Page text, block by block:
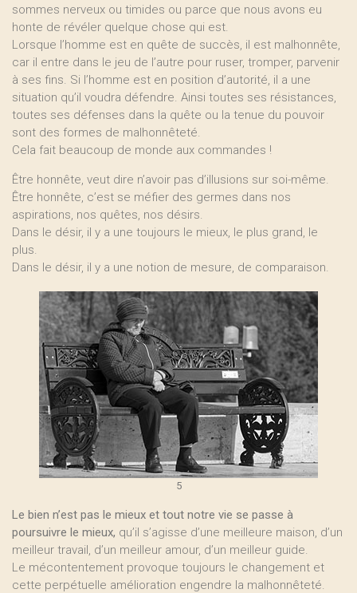
sommes nerveux ou timides ou parce que nous avons eu
honte de révéler quelque chose qui est.
Lorsque l’homme est en quête de succès, il est malhonnête,
car il entre dans le jeu de l’autre pour ruser, tromper, parvenir
à ses fins. Si l’homme est en position d’autorité, il a une
situation qu’il voudra défendre. Ainsi toutes ses résistances,
toutes ses défenses dans la quête ou la tenue du pouvoir
sont des formes de malhonnêteté.
Cela fait beaucoup de monde aux commandes !
Être honnête, veut dire n’avoir pas d’illusions sur soi-même.
Être honnête, c’est se méfier des germes dans nos
aspirations, nos quêtes, nos désirs.
Dans le désir, il y a une toujours le mieux, le plus grand, le
plus.
Dans le désir, il y a une notion de mesure, de comparaison.
5
Le bien n’est pas le mieux et tout notre vie se passe à
poursuivre le mieux, qu’il s’agisse d’une meilleure maison, d’un
meilleur travail, d’un meilleur amour, d’un meilleur guide.
Le mécontentement provoque toujours le changement et
cette perpétuelle amélioration engendre la malhonnêteté.